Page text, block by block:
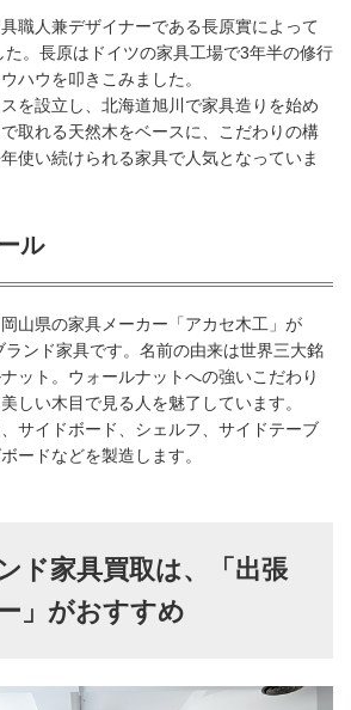
職人兼デザイナーである長原實によって
。長原はドイツの家具工場で3年半の修行
ハウを叩きこみました。
を設立し、北海道旭川で家具造りを始め
取れる天然木をベースに、こだわりの構
使い続けられる家具で人気となっていま
ル
山県の家具メーカー「アカセ木工」が
ンド家具です。名前の由来は世界三大銘
ット。ウォールナットへの強いこだわり
しい木目で見る人を魅了しています。
サイドボード、シェルフ、サイドテーブ
ードなどを製造します。
ド家具買取は、「出張
」がおすすめ